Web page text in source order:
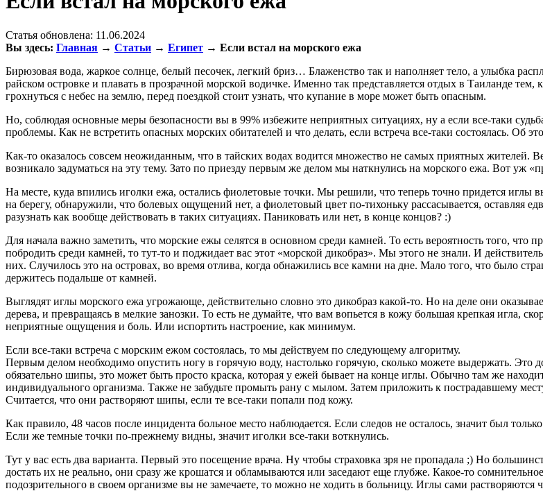
Статья обновлена: 11.06.2024
Вы здесь: Главная → Статьи → Египет → Если встал на морского ежа
Бирюзовая вода, жаркое солнце, белый песочек, легкий бриз… Блаженство так и наполняет тело, а улыбка
райском островке и плавать в прозрачной морской водичке. Именно так представляется отдых в Таиланде
грохнуться с небес на землю, перед поездкой стоит узнать, что купание в море может быть опасным.
Но, соблюдая основные меры безопасности вы в 99% избежите неприятных ситуациях, ну а если все-таки
проблемы. Как не встретить опасных морских обитателей и что делать, если встреча все-таки состоялась. Об
Как-то оказалось совсем неожиданным, что в тайских водах водится множество не самых приятных
возникало задуматься на эту тему. Зато по приезду первым же делом мы наткнулись на морского ежа. Вот уж
На месте, куда впились иголки ежа, остались фиолетовые точки. Мы решили, что теперь точно придется иглы
на берегу, обнаружили, что болевых ощущений нет, а фиолетовый цвет по-тихоньку рассасывается, оставляя
разузнать как вообще действовать в таких ситуациях. Паниковать или нет, в конце концов? :)
Для начала важно заметить, что морские ежы селятся в основном среди камней. То есть вероятность того,
побродить среди камней, то тут-то и поджидает вас этот «морской дикобраз». Мы этого не знали. И
них. Случилось это на островах, во время отлива, когда обнажились все камни на дне. Мало того, что было
держитесь подальше от камней.
Выглядят иглы морского ежа угрожающе, действительно словно это дикобраз какой-то. Но на деле они
дерева, и превращаясь в мелкие занозки. То есть не думайте, что вам вопьется в кожу большая крепкая игла,
неприятные ощущения и боль. Или испортить настроение, как минимум.
Если все-таки встреча с морским ежом состоялась, то мы действуем по следующему алгоритму.
Первым делом необходимо опустить ногу в горячую воду, настолько горячую, сколько можете выдержать. Это
обязательно шипы, это может быть просто краска, которая у ежей бывает на конце иглы. Обычно там же
индивидуального организма. Также не забудьте промыть рану с мылом. Затем приложить к пострадавшему
Считается, что они растворяют шипы, если те все-таки попали под кожу.
Как правило, 48 часов после инцидента больное место наблюдается. Если следов не осталось, значит был
Если же темные точки по-прежнему видны, значит иголки все-таки воткнулись.
Тут у вас есть два варианта. Первый это посещение врача. Ну чтобы страховка зря не пропадала ;) Но
достать их не реально, они сразу же крошатся и обламываются или заседают еще глубже. Какое-то
подозрительного в своем организме вы не замечаете, то можно не ходить в больницу. Иглы сами растворяются